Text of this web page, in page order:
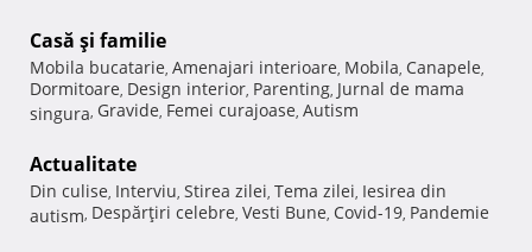
Casă şi familie
Mobila bucatarie, Amenajari interioare, Mobila, Canapele,
Dormitoare, Design interior, Parenting, Jurnal de mama
singura, Gravide, Femei curajoase, Autism
Actualitate
Din culise, Interviu, Stirea zilei, Tema zilei, Iesirea din
autism, Despărţiri celebre, Vesti Bune, Covid-19, Pandemie